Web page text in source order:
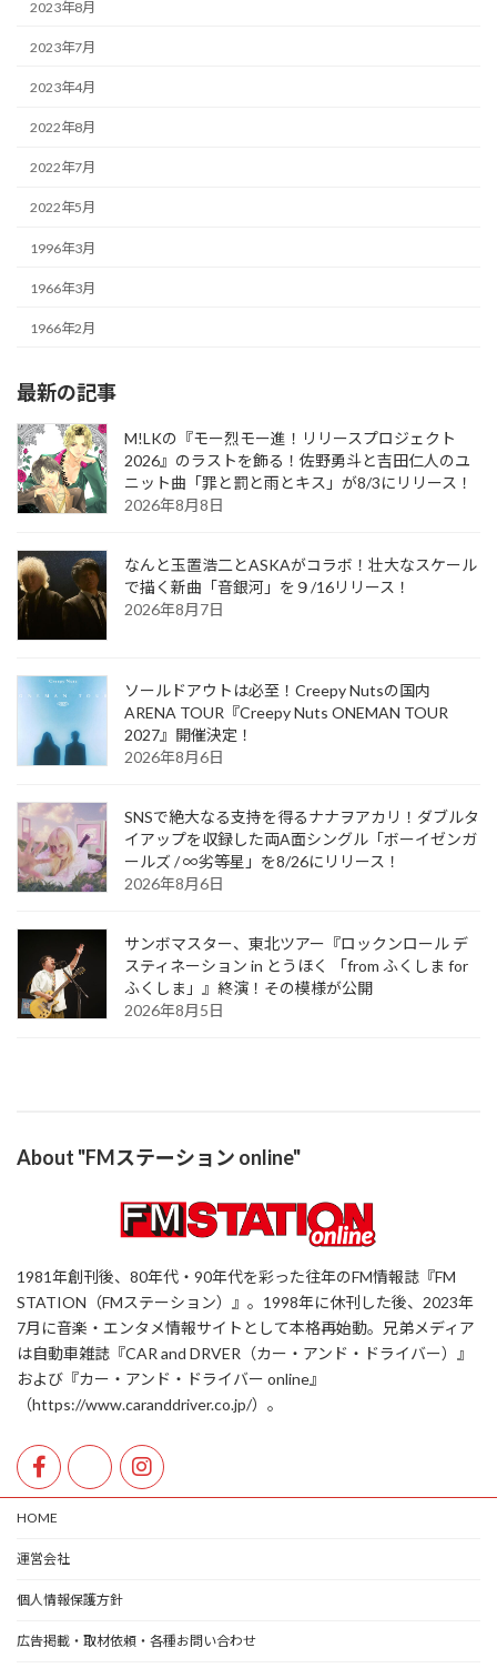
2023年8月
2023年7月
2023年4月
2022年8月
2022年7月
2022年5月
1996年3月
1966年3月
1966年2月
最新の記事
M!LKの『モー烈モー進！リリースプロジェクト
2026』のラストを飾る！佐野勇斗と吉田仁人のユ
ニット曲「罪と罰と雨とキス」が8/3にリリース！
2026年8月8日
なんと玉置浩二とASKAがコラボ！壮大なスケール
で描く新曲「音銀河」を９/16リリース！
2026年8月7日
ソールドアウトは必至！Creepy Nutsの国内
ARENA TOUR『Creepy Nuts ONEMAN TOUR
2027』開催決定！
2026年8月6日
SNSで絶大なる支持を得るナナヲアカリ！ダブルタ
イアップを収録した両A面シングル「ボーイゼンガ
ールズ / ∞劣等星」を8/26にリリース！
2026年8月6日
サンボマスター、東北ツアー『ロックンロール デ
スティネーション in とうほく 「from ふくしま for
ふくしま」』終演！その模様が公開
2026年8月5日
About "FMステーション online"
1981年創刊後、80年代・90年代を彩った往年のFM情報誌『FM
STATION（FMステーション）』。1998年に休刊した後、2023年
7月に音楽・エンタメ情報サイトとして本格再始動。兄弟メディア
は自動車雑誌『CAR and DRVER（カー・アンド・ドライバー）』
および『カー・アンド・ドライバー online』
（https://www.caranddriver.co.jp/）。
HOME
運営会社
個人情報保護方針
広告掲載・取材依頼・各種お問い合わせ